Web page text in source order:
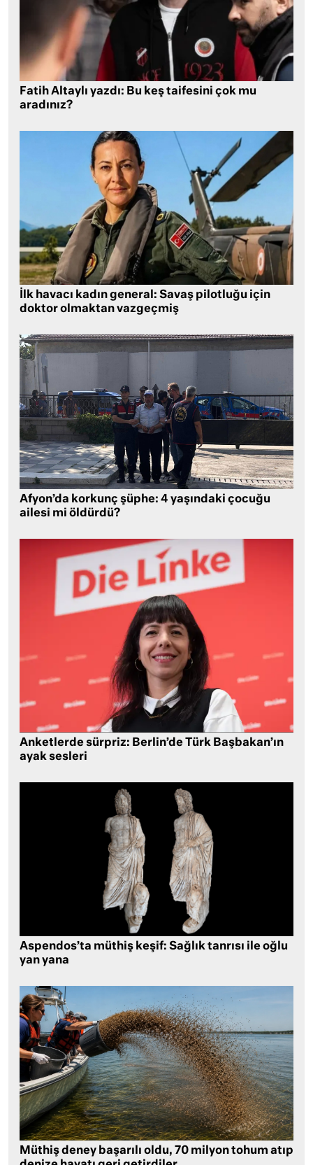
Fatih Altaylı yazdı: Bu keş taifesini çok mu
aradınız?
İlk havacı kadın general: Savaş pilotluğu için
doktor olmaktan vazgeçmiş
Afyon’da korkunç şüphe: 4 yaşındaki çocuğu
ailesi mi öldürdü?
Anketlerde sürpriz: Berlin’de Türk Başbakan’ın
ayak sesleri
Aspendos’ta müthiş keşif: Sağlık tanrısı ile oğlu
yan yana
Müthiş deney başarılı oldu, 70 milyon tohum atıp